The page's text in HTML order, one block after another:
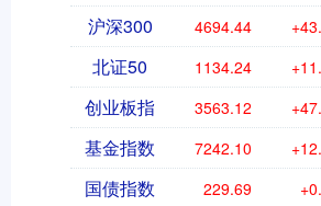
沪深300 4694.44
北证50 1134.24
创业板指 3563.12
基金指数 7242.10
国债指数 229.69